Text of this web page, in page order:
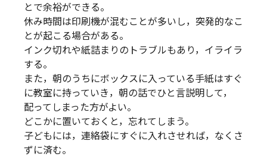
とで余裕ができる。
休み時間は印刷機が混むことが多いし，突発的なこ
とが起こる場合がある。
インク切れや紙詰まりのトラブルもあり，イライラ
する。
また，朝のうちにボックスに入っている手紙はすぐ
に教室に持っていき，朝の話でひと言説明して，
配ってしまった方がよい。
どこかに置いておくと，忘れてしまう。
子どもには，連絡袋にすぐに入れさせれば，なくさ
ずに済む。